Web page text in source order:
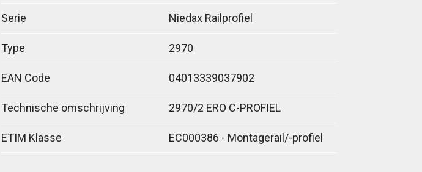
Serie Niedax Railprofiel
Type 2970
EAN Code 04013339037902
Technische omschrijving 2970/2 ERO C-PROFIEL
ETIM Klasse EC000386 - Montagerail/-profiel